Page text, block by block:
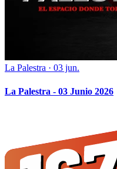
La Palestra · 03 jun.
La Palestra - 03 Junio 2026